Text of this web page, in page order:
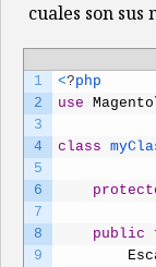
cuales son sus
1
2
3
4
5
6
7
8
9
<?php
use Magento
class
public